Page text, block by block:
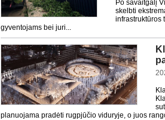
Po savaitgalį
skelbti
infrastruktūros
gyventojams bei juri...
planuojama pradėti rugpjūčio viduryje, o juos